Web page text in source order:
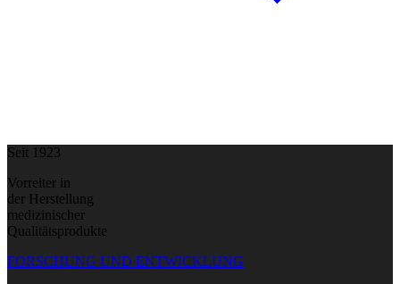
Seit 1923
Vorreiter in
der Herstellung
medizinischer
Qualitätsprodukte
FORSCHUNG UND ENTWICKLUNG